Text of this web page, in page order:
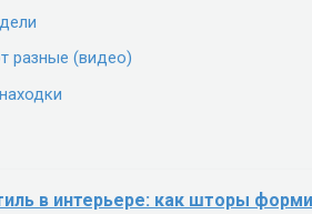
разные (видео)
в интерьере: как шторы